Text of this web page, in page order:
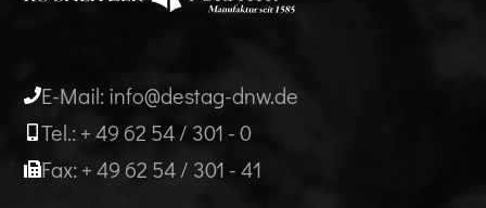
E-Mail: info@destag-dnw.de
Tel.: + 49 62 54 / 301 - 0
Fax: + 49 62 54 / 301 - 41